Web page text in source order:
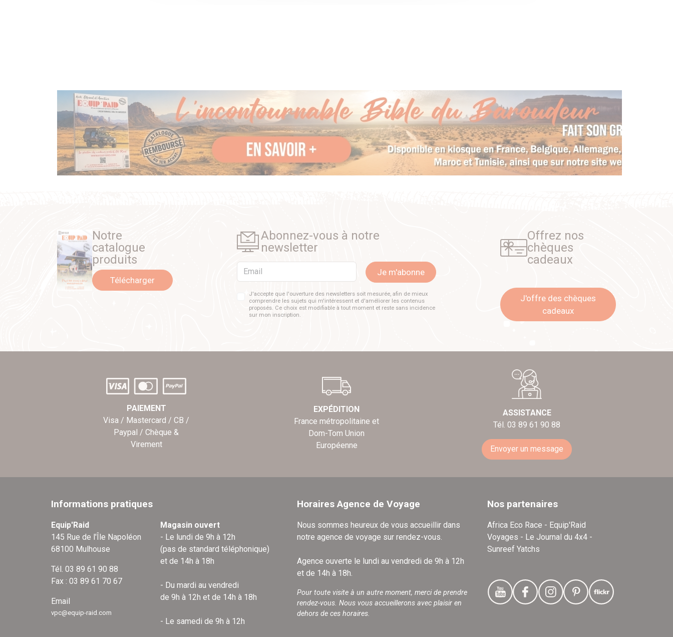
Notre
catalogue
produits
Télécharger
Abonnez-vous à notre
newsletter
Email Je m'abonne
J'accepte que l'ouverture des newsletters soit mesurée, afin de mieux
comprendre les sujets qui m'intéressent et d'améliorer les contenus
proposés. Ce choix est modifiable à tout moment et reste sans incidence
sur mon inscription.
Offrez nos
chèques
cadeaux
J'offre des chèques
cadeaux
PAIEMENT
Visa / Mastercard / CB /
Paypal / Chèque &
Virement
EXPÉDITION
France métropolitaine et
Dom-Tom Union
Européenne
ASSISTANCE
Tél. 03 89 61 90 88
Envoyer un message
Informations pratiques
Equip'Raid
145 Rue de l'Île Napoléon
68100 Mulhouse
Tél. 03 89 61 90 88
Fax : 03 89 61 70 67
Email
vpc@equip-raid.com
Magasin ouvert
- Le lundi de 9h à 12h
(pas de standard téléphonique)
et de 14h à 18h
- Du mardi au vendredi
de 9h à 12h et de 14h à 18h
- Le samedi de 9h à 12h
Horaires Agence de Voyage
Nous sommes heureux de vous accueillir dans
notre agence de voyage sur rendez-vous.
Agence ouverte le lundi au vendredi de 9h à 12h
et de 14h à 18h.
Pour toute visite à un autre moment, merci de prendre
rendez-vous. Nous vous accueillerons avec plaisir en
dehors de ces horaires.
Nos partenaires
Africa Eco Race - Equip'Raid
Voyages - Le Journal du 4x4 -
Sunreef Yatchs